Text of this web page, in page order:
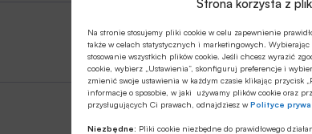
Strona korzysta z
Na stronie stosujemy pliki cookie w celu zapewnienie
także w celach statystycznych i marketingowych. Wybierając
stosowanie wszystkich plików cookie. Jeśli chcesz wyrazić
cookie, wybierz „Ustawienia”, skonfiguruj preferencje i
zmienić swoje ustawienia w każdym czasie klikając przycisk
informacje o sposobie, w jaki używamy plików cookie oraz
przysługujących Ci prawach, odnajdziesz wPolityce
Niezbędne: Pliki cookie niezbędne do prawidłowego